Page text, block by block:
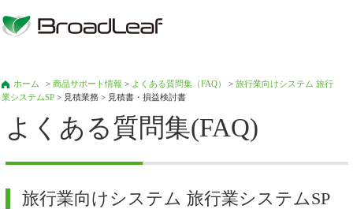
ホーム >商品サポート情報 > よくある質問集（FAQ） >旅行業向けシステム 旅行
業システムSP > 見積業務 > 見積書・損益検討書
よくある質問集(FAQ)
旅行業向けシステム 旅行業システムSP